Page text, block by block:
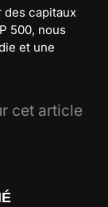
capitaux
500, nous
et une
cet article